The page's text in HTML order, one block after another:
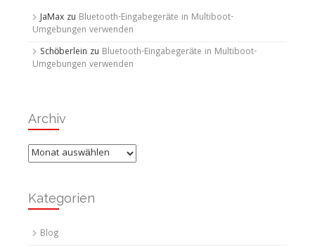
JaMax zu Bluetooth-Eingabegeräte in Multiboot-
Umgebungen verwenden
Schöberlein zu Bluetooth-Eingabegeräte in Multiboot-
Umgebungen verwenden
Archiv
Archiv
Kategorien
Blog